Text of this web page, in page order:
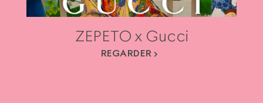
ZEPETO x Gucci
REGARDER